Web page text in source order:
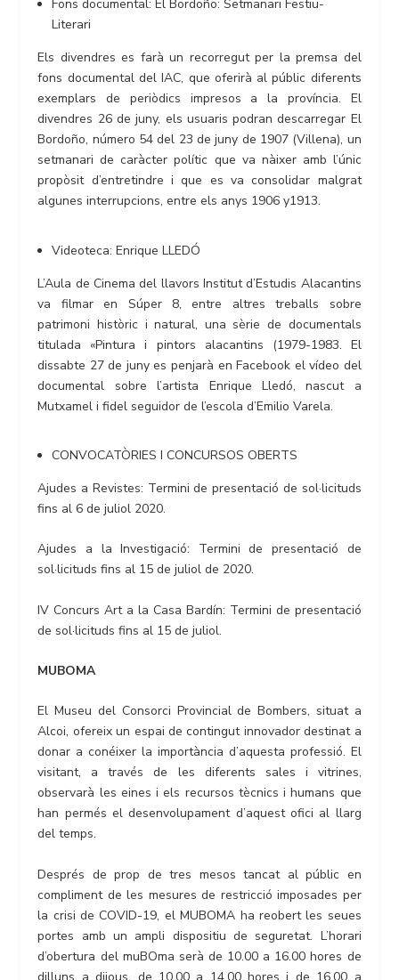
Fons documental: El Bordoño: Setmanari Festiu-
Literari
Els divendres es farà un recorregut per la premsa del
fons documental del IAC, que oferirà al públic diferents
exemplars de periòdics impresos a la província. El
divendres 26 de juny, els usuaris podran descarregar El
Bordoño, número 54 del 23 de juny de 1907 (Villena), un
setmanari de caràcter polític que va nàixer amb l’únic
propòsit d’entretindre i que es va consolidar malgrat
algunes interrupcions, entre els anys 1906 y1913.
Videoteca: Enrique LLEDÓ
L’Aula de Cinema del llavors Institut d’Estudis Alacantins
va filmar en Súper 8, entre altres treballs sobre
patrimoni històric i natural, una sèrie de documentals
titulada «Pintura i pintors alacantins (1979-1983. El
dissabte 27 de juny es penjarà en Facebook el vídeo del
documental sobre l’artista Enrique Lledó, nascut a
Mutxamel i fidel seguidor de l’escola d’Emilio Varela.
CONVOCATÒRIES I CONCURSOS OBERTS
Ajudes a Revistes: Termini de presentació de sol·licituds
fins al 6 de juliol 2020.
Ajudes a la Investigació: Termini de presentació de
sol·licituds fins al 15 de juliol de 2020.
IV Concurs Art a la Casa Bardín: Termini de presentació
de sol·licituds fins al 15 de juliol.
MUBOMA
El Museu del Consorci Provincial de Bombers, situat a
Alcoi, ofereix un espai de contingut innovador destinat a
donar a conéixer la importància d’aquesta professió. El
visitant, a través de les diferents sales i vitrines,
observarà les eines i els recursos tècnics i humans que
han permés el desenvolupament d’aquest ofici al llarg
del temps.
Després de prop de tres mesos tancat al públic en
compliment de les mesures de restricció imposades per
la crisi de COVID-19, el MUBOMA ha reobert les seues
portes amb un ampli dispositiu de seguretat. L’horari
d’obertura del muBOma serà de 10.00 a 16.00 hores de